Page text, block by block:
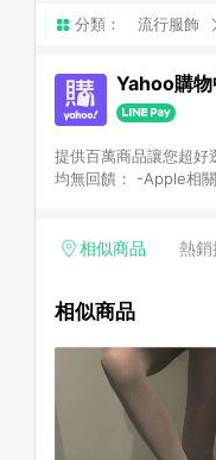
分類： 流行服飾
Yahoo購
提供百萬商品讓您超好逛，
均無回饋： -Apple相
Yahoo超贈點回饋者 -
相似商品 熱
相似商品